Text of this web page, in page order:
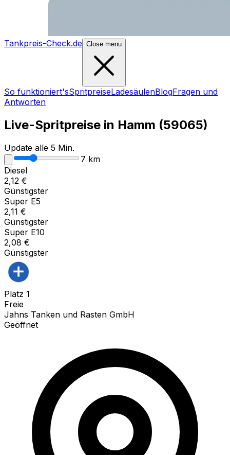
Tankpreis-Check.de Close menu
So funktioniert'sSpritpreiseLadesäulenBlogFragen und
Antworten
Live-Spritpreise in Hamm (59065)
Update alle 5 Min.
7 km
Diesel
2,12 €
Günstigster
Super E5
2,11 €
Günstigster
Super E10
2,08 €
Günstigster
Platz 1
Freie
Jahns Tanken und Rasten GmbH
Geöffnet